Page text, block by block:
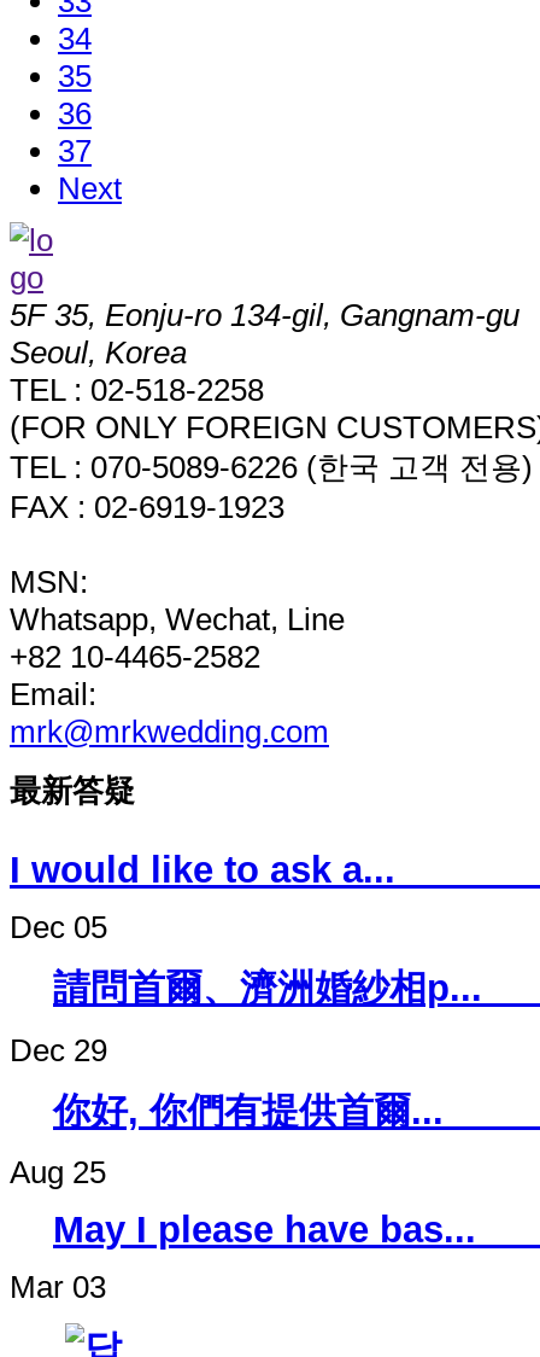
34
35
36
37
Next
5F 35, Eonju-ro 134-gil, Gangnam-gu
Seoul, Korea
TEL : 02-518-2258
(FOR ONLY FOREIGN
TEL : 070-5089-6226 (한국 고객 전용)
FAX : 02-6919-1923
MSN:
Whatsapp, Wechat, Line
+82 10-4465-2582
Email:
mrk@mrkwedding.com
最新答疑
I would like to
Dec 05
請問首爾、濟洲
Dec 29
你好, 你們有提
Aug 25
May I please
Mar 03